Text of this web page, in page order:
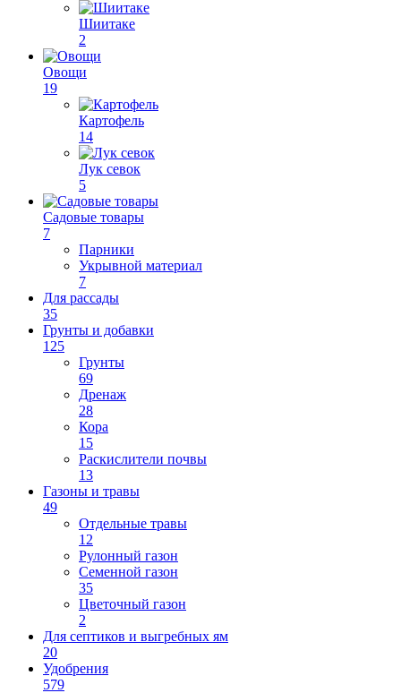
Шиитаке
2
Овощи
19
Картофель
14
Лук севок
5
Садовые товары
7
Парники
Укрывной материал
7
Для рассады
35
Грунты и добавки
125
Грунты
69
Дренаж
28
Кора
15
Раскислители почвы
13
Газоны и травы
49
Отдельные травы
12
Рулонный газон
Семенной газон
35
Цветочный газон
2
Для септиков и выгребных ям
20
Удобрения
579